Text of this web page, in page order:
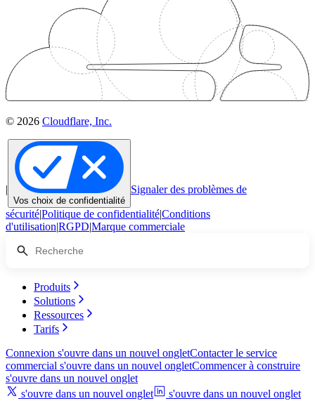
© 2026 Cloudflare, Inc.
|
Vos choix de confidentialité
Signaler des problèmes de
sécurité|Politique de confidentialité|Conditions
d'utilisation|RGPD|Marque commerciale
Produits
Solutions
Ressources
Tarifs
Connexion s'ouvre dans un nouvel ongletContacter le service
commercial s'ouvre dans un nouvel ongletCommencer à construire
s'ouvre dans un nouvel onglet
s'ouvre dans un nouvel onglet
s'ouvre dans un nouvel onglet